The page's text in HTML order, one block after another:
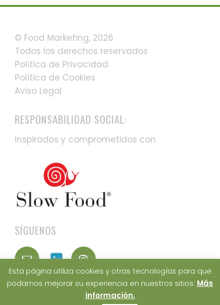
© Food Marketing, 2026
Todos los derechos reservados
Política de Privacidad
Política de Cookies
Aviso Legal
RESPONSABILIDAD SOCIAL:
Inspirados y comprometidos con
SÍGUENOS
Esta página utiliza cookies y otras tecnologías para que
podamos mejorar su experiencia en nuestros sitios: Más
información.